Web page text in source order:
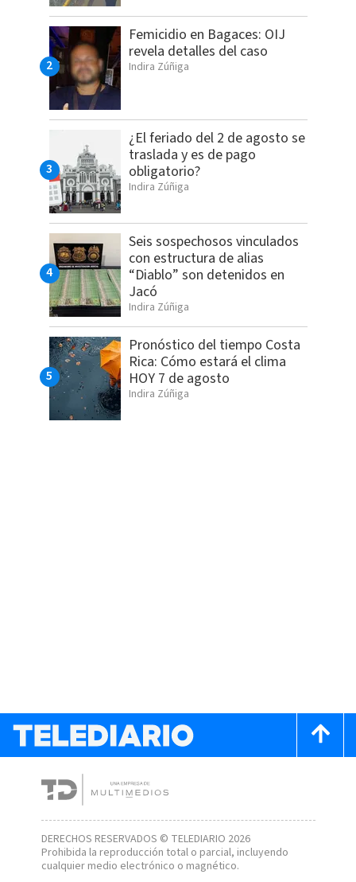
Femicidio en Bagaces: OIJ
revela detalles del caso
Indira Zúñiga
¿El feriado del 2 de agosto se
traslada y es de pago
obligatorio?
Indira Zúñiga
Seis sospechosos vinculados
con estructura de alias
“Diablo” son detenidos en
Jacó
Indira Zúñiga
Pronóstico del tiempo Costa
Rica: Cómo estará el clima
HOY 7 de agosto
Indira Zúñiga
DERECHOS RESERVADOS © TELEDIARIO 2026
Prohibida la reproducción total o parcial, incluyendo
cualquier medio electrónico o magnético.